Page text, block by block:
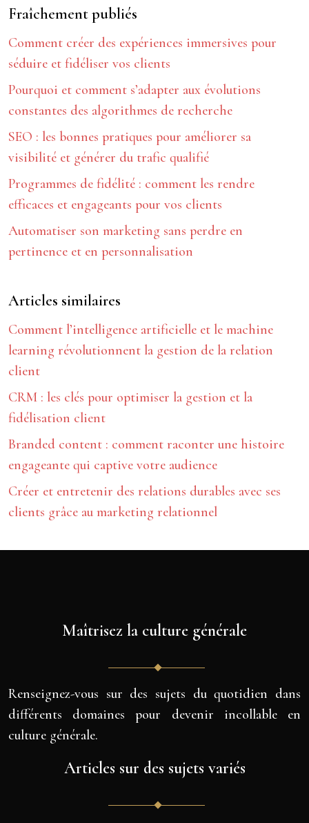
Fraîchement publiés
Comment créer des expériences immersives pour
séduire et fidéliser vos clients
Pourquoi et comment s’adapter aux évolutions
constantes des algorithmes de recherche
SEO : les bonnes pratiques pour améliorer sa
visibilité et générer du trafic qualifié
Programmes de fidélité : comment les rendre
efficaces et engageants pour vos clients
Automatiser son marketing sans perdre en
pertinence et en personnalisation
Articles similaires
Comment l’intelligence artificielle et le machine
learning révolutionnent la gestion de la relation
client
CRM : les clés pour optimiser la gestion et la
fidélisation client
Branded content : comment raconter une histoire
engageante qui captive votre audience
Créer et entretenir des relations durables avec ses
clients grâce au marketing relationnel
Maîtrisez la culture générale
Renseignez-vous sur des sujets du quotidien dans
différents domaines pour devenir incollable en
culture générale.
Articles sur des sujets variés